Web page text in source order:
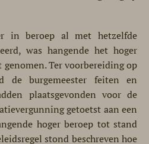
in beroep al met hetzelfde
was hangende het hoger
Ter voorbereiding op
de burgemeester feiten en
plaatsgevonden voor de
getoetst aan een
hoger beroep tot stand
stond beschreven hoe